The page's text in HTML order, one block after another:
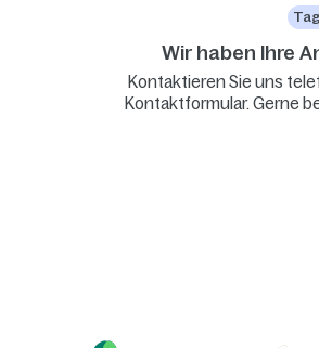
Wir haben Ihre
Kontaktieren Sie uns
Kontaktformular. Gerne